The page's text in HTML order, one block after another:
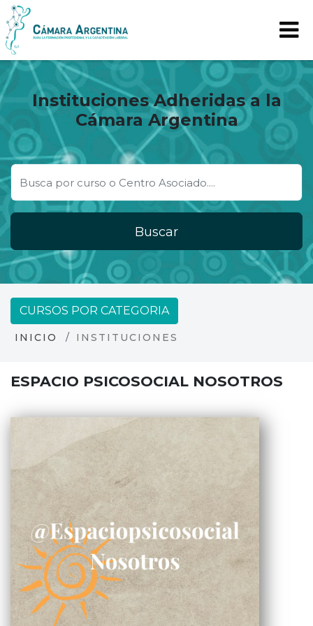
Instituciones Adheridas a la
Cámara Argentina
Buscar
CURSOS POR CATEGORIA
INICIO INSTITUCIONES
ESPACIO PSICOSOCIAL NOSOTROS